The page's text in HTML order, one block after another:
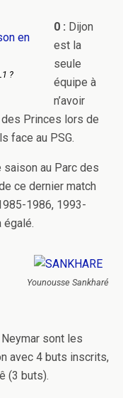
?
0 : Dijon
est la
seule
équipe à
n’avoir
Princes lors de
face au PSG.
saison au Parc des
ce dernier match
1986, 1993-
égalé.
Younousse Sankharé
sont les
avec 4 buts inscrits,
(3 buts).